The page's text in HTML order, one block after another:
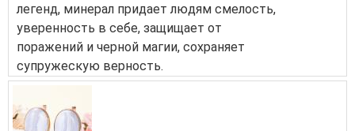
легенд, минерал придает людям смелость,
уверенность в себе, защищает от
поражений и черной магии, сохраняет
супружескую верность.